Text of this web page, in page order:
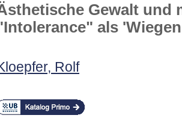
Gewalt und
als
Rolf